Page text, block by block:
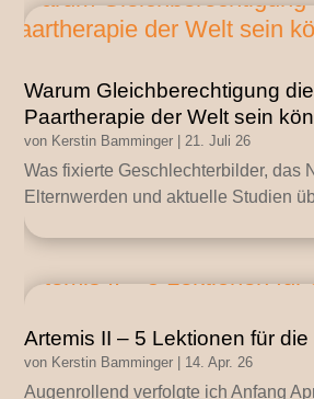
Warum Gleichberechtigung
Paartherapie der Welt sein
von Kerstin Bamminger |21. Juli 26
Was fixierte Geschlechterbilder, das
Elternwerden und aktuelle Studien
Artemis II – 5 Lektionen für
von Kerstin Bamminger 14. Apr. 26
Augenrollend verfolgte ich Anfang